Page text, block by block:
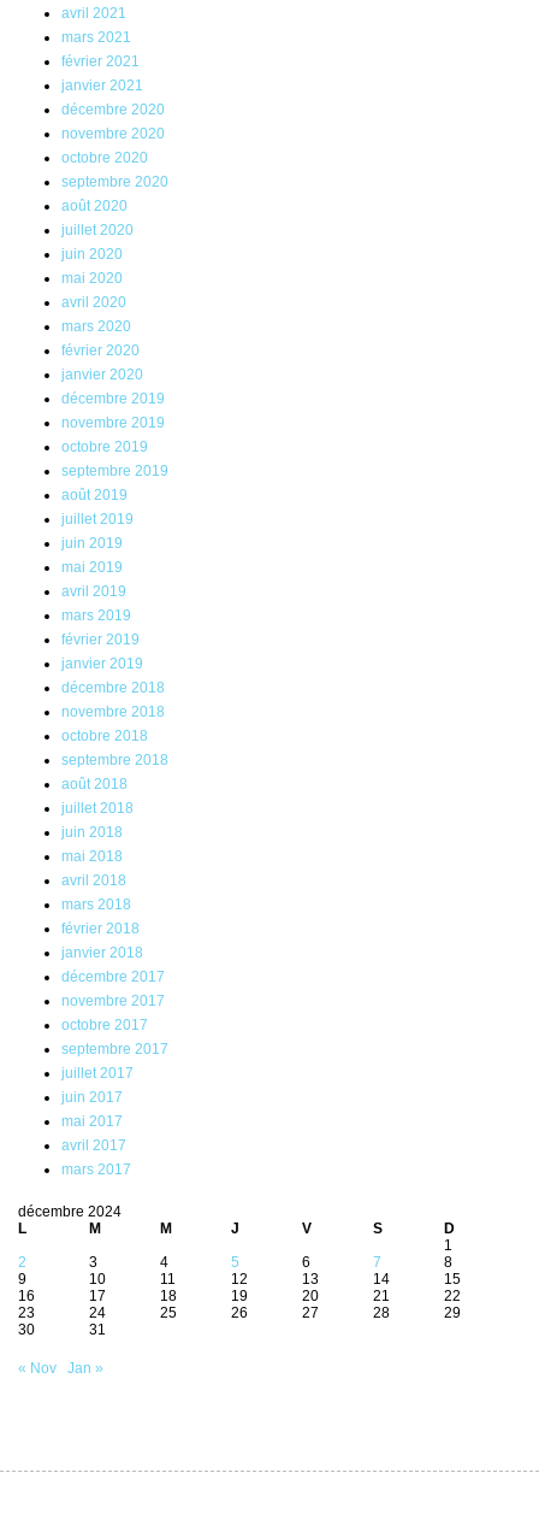
avril 2021
mars 2021
février 2021
janvier 2021
décembre 2020
novembre 2020
octobre 2020
septembre 2020
août 2020
juillet 2020
juin 2020
mai 2020
avril 2020
mars 2020
février 2020
janvier 2020
décembre 2019
novembre 2019
octobre 2019
septembre 2019
août 2019
juillet 2019
juin 2019
mai 2019
avril 2019
mars 2019
février 2019
janvier 2019
décembre 2018
novembre 2018
octobre 2018
septembre 2018
août 2018
juillet 2018
juin 2018
mai 2018
avril 2018
mars 2018
février 2018
janvier 2018
décembre 2017
novembre 2017
octobre 2017
septembre 2017
juillet 2017
juin 2017
mai 2017
avril 2017
mars 2017
décembre 2024
L
M M J V S
D
1
2
3 4 5 6 7
8
9
10 11 12 13 14
15
16
17 18 19 20 21
22
23
24 25 26 27 28
29
30
31
« Nov Jan »